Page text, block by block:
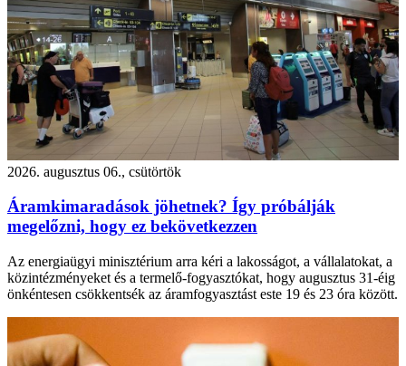
2026. augusztus 06., csütörtök
Áramkimaradások jöhetnek? Így próbálják
megelőzni, hogy ez bekövetkezzen
Az energiaügyi minisztérium arra kéri a lakosságot, a vállalatokat, a
közintézményeket és a termelő-fogyasztókat, hogy augusztus 31-éig
önkéntesen csökkentsék az áramfogyasztást este 19 és 23 óra között.